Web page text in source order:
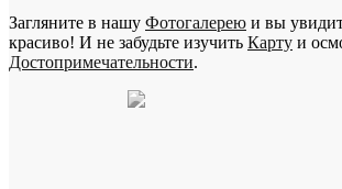
Загляните в нашу Фотогалерею и вы
красиво! И не забудьте изучить Карту и
Достопримечательности.